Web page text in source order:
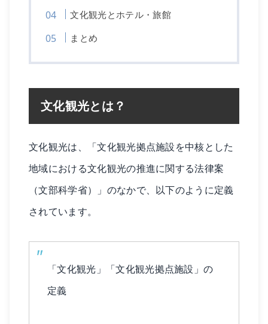
文化観光とホテル・旅館
まとめ
文化観光とは？
文化観光は、「文化観光拠点施設を中核とした
地域における文化観光の推進に関する法律案
（文部科学省）」のなかで、以下のように定義
されています。
「文化観光」「文化観光拠点施設」の
定義